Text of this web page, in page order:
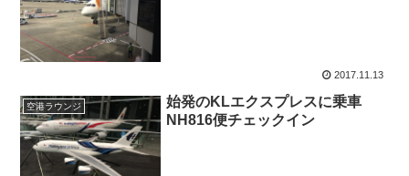
2017.11.13
空港ラウンジ
始発のKLエクスプレスに乗車
NH816便チェックイン